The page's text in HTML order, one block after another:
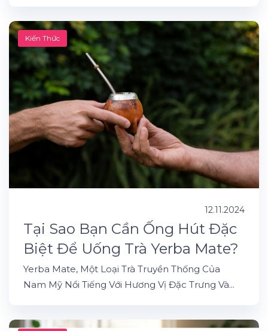
Kiến Thức
12.11.2024
Tại Sao Bạn Cần Ống Hút Đặc
Biệt Để Uống Trà Yerba Mate?
Yerba Mate, Một Loại Trà Truyền Thống Của
Nam Mỹ Nổi Tiếng Với Hương Vị Đặc Trưng Và...